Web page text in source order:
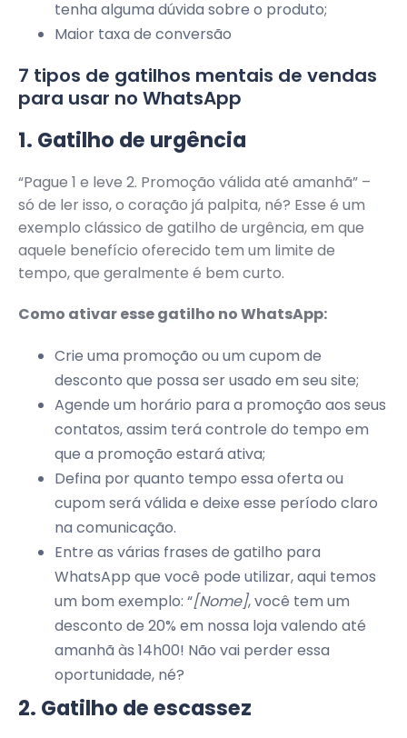
tenha alguma dúvida sobre o produto;
Maior taxa de conversão
7 tipos de gatilhos mentais de vendas
para usar no WhatsApp
1. Gatilho de urgência
“Pague 1 e leve 2. Promoção válida até amanhã” –
só de ler isso, o coração já palpita, né? Esse é um
exemplo clássico de gatilho de urgência, em que
aquele benefício oferecido tem um limite de
tempo, que geralmente é bem curto.
Como ativar esse gatilho no WhatsApp:
Crie uma promoção ou um cupom de
desconto que possa ser usado em seu site;
Agende um horário para a promoção aos seus
contatos, assim terá controle do tempo em
que a promoção estará ativa;
Defina por quanto tempo essa oferta ou
cupom será válida e deixe esse período claro
na comunicação.
Entre as várias frases de gatilho para
WhatsApp que você pode utilizar, aqui temos
um bom exemplo: “[Nome], você tem um
desconto de 20% em nossa loja valendo até
amanhã às 14h00! Não vai perder essa
oportunidade, né?
2. Gatilho de escassez